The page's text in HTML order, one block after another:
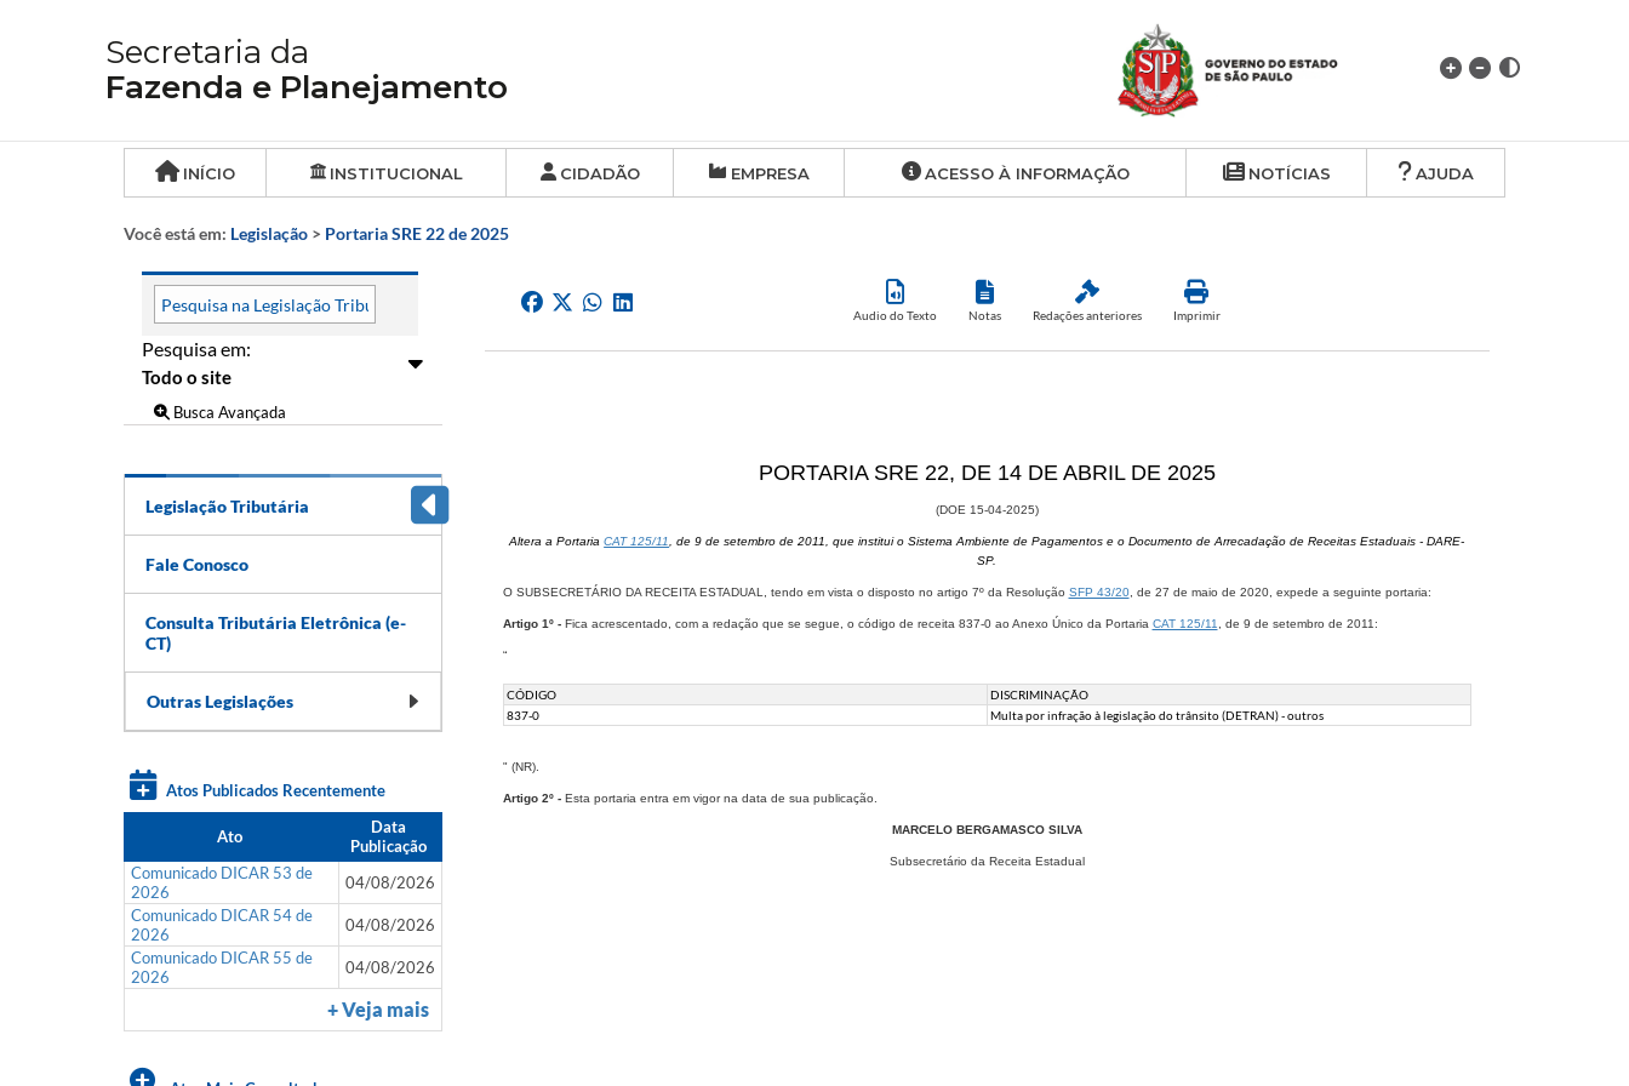
Secretaria da
Fazenda e Planejamento
INÍCIO INSTITUCIONAL CIDADÃO EMPRESA ACESSO À INFORMAÇÃO NOTÍCIAS AJUDA
Você está em: Legislação > Portaria SRE 22 de 2025
Pesquisa em:
Busca Avançada
Legislação Tributária
Fale Conosco
Consulta Tributária Eletrônica (e-
CT)
Outras Legislações
Atos Publicados Recentemente
Ato
Data
Publicação
Comunicado DICAR 53 de
2026
04/08/2026
Comunicado DICAR 54 de
2026
04/08/2026
Comunicado DICAR 55 de
2026
04/08/2026
+ Veja mais
Audio do Texto Notas Redações anteriores Imprimir
PORTARIA SR​E 22, DE 14 DE ABRIL DE 2025
(DOE 15-04-2025​​)
Altera a PortariaCAT 125/11
, de 9 de setembro de ​​2011, que institui o Sistema Ambiente de Pagamentos e o Documento de Arrecadação de Receitas Estaduais - DARE-
SP.
O SUBSECRETÁRIO DA RECEITA ESTADUAL, tendo em vista o disposto no artigo 7º da Resolução SFP 43/20​, de 27 de maio de 2020, expede a seguinte portaria:
Artigo 1º -Fica acrescentado, com a redação que se segue, o código de receita 837-0 ao Anexo Único da Portaria CAT 125/11 , de 9 de setembro de 2011:
“
CÓDIGO
DISCRIMINAÇÃO
837-0​​
Multa por infração à legislação do trânsito (DETRAN) - outros
" (NR).
Artigo 2º -Esta portaria entra em vigor na data de sua publicação.
MARCELO BERGAMASCO SILVA
Subsecretário da Receita Estadual​​